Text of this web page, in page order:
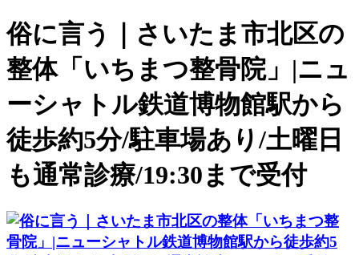
俗に言う｜さいたま市北区の
整体「いちまつ整骨院」|ニュ
ーシャトル鉄道博物館駅から
徒歩約5分/駐車場あり/土曜日
も通常診療/19:30まで受付